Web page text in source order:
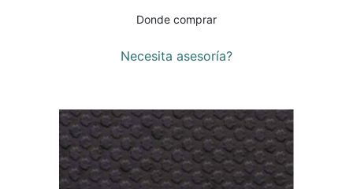
Donde comprar
Necesita asesoría?